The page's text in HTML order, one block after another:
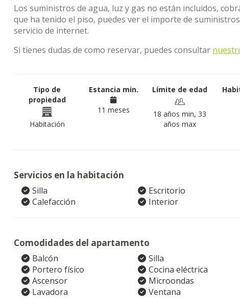
Los suministros de agua, luz y gas no están incluidos,
que ha tenido el piso, puedes ver el importe de
servicio de internet.
Si tienes dudas de como reservar, puedes consultar
Tipo de
propiedad
Habitación
Estancia min.
11 meses
Límite de edad
18 años min, 33
años max
Servicios en la habitación
Silla Escritorio
Calefacción
Interior
Comodidades del apartamento
Balcón Silla
Portero físico
Cocina eléctrica
Ascensor
Microondas
Lavadora
Ventana